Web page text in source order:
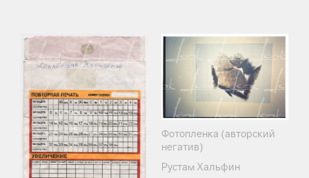
Фотопленка (авторский
негатив)
Рустам Хальфин